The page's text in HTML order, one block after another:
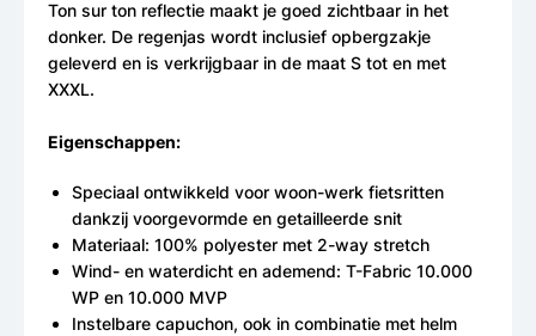
Ton sur ton reflectie maakt je goed zichtbaar in het
donker. De regenjas wordt inclusief opbergzakje
geleverd en is verkrijgbaar in de maat S tot en met
XXXL.
Eigenschappen:
Speciaal ontwikkeld voor woon-werk fietsritten
dankzij voorgevormde en getailleerde snit
Materiaal: 100% polyester met 2-way stretch
Wind- en waterdicht en ademend: T-Fabric 10.000
WP en 10.000 MVP
Instelbare capuchon, ook in combinatie met helm